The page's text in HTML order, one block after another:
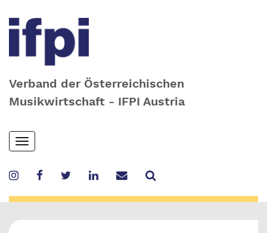
Verband der Österreichischen
Musikwirtschaft - IFPI Austria
Skip
to
content
Toggle
navigation